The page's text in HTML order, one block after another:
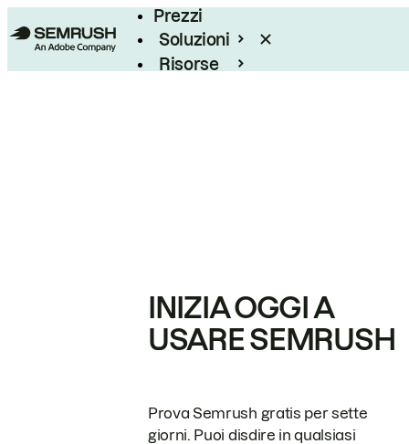
Prezzi
Soluzioni
Risorse
INIZIA OGGI A
USARE SEMRUSH
Prova Semrush gratis per sette
giorni. Puoi disdire in qualsiasi